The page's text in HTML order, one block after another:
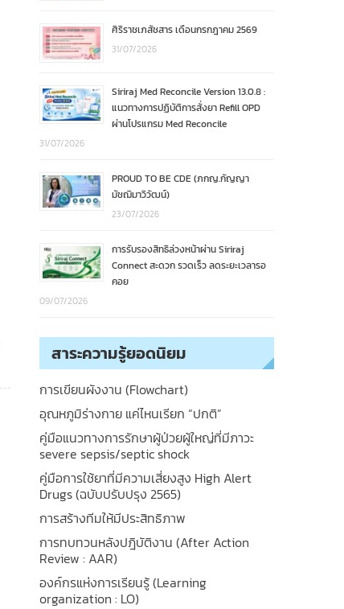
ศิริราชเภสัชสาร เดือนกรกฎาคม 2569
31/07/2026
Siriraj Med Reconcile Version 13.0.8 :
แนวทางการปฏิบัติการสั่งยา Refill OPD
ผ่านโปรแกรม Med Reconcile
31/07/2026
PROUD TO BE CDE (ภกญ.กัญญา
มัชฌิมาวิวัฒน์)
23/07/2026
การรับรองสิทธิล่วงหน้าผ่าน Siriraj
Connect สะดวก รวดเร็ว ลดระยะเวลารอ
คอย
09/07/2026
สาระความรู้ยอดนิยม
การเขียนผังงาน (Flowchart)
อุณหภูมิร่างกาย แค่ไหนเรียก “ปกติ”
คู่มือแนวทางการรักษาผู้ป่วยผู้ใหญ่ที่มีภาวะ
severe sepsis/septic shock
คู่มือการใช้ยาที่มีความเสี่ยงสูง High Alert
Drugs (ฉบับปรับปรุง 2565)
การสร้างทีมให้มีประสิทธิภาพ
การทบทวนหลังปฎิบัติงาน (After Action
Review : AAR)
องค์กรแห่งการเรียนรู้ (Learning
organization : LO)